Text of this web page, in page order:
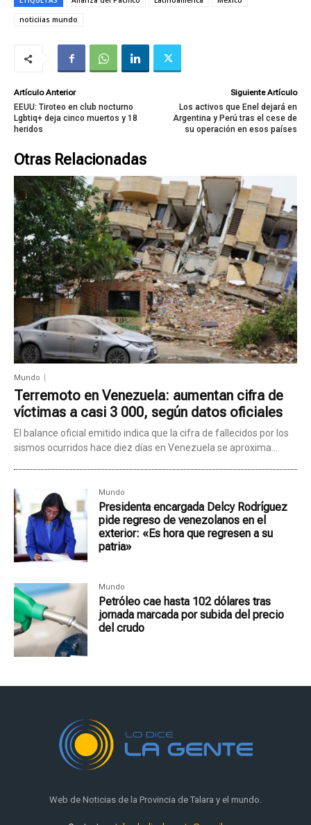
noticiias mundo
Artículo Anterior
EEUU: Tiroteo en club nocturno
Lgbtiq+ deja cinco muertos y 18
heridos
Siguiente Artículo
Los activos que Enel dejará en
Argentina y Perú tras el cese de
su operación en esos países
Otras Relacionadas
Mundo
Terremoto en Venezuela: aumentan cifra de
víctimas a casi 3 000, según datos oficiales
El balance oficial emitido indica que la cifra de fallecidos por los
sismos ocurridos hace diez días en Venezuela se aproxima...
Mundo
Presidenta encargada Delcy Rodríguez
pide regreso de venezolanos en el
exterior: «Es hora que regresen a su
patria»
Mundo
Petróleo cae hasta 102 dólares tras
jornada marcada por subida del precio
del crudo
Web de Noticias de la Provincia de Talara y el mundo.